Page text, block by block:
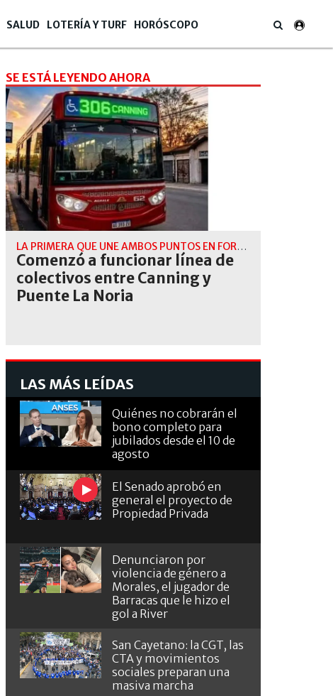
SALUD LOTERÍA Y TURF HORÓSCOPO
SE ESTÁ LEYENDO AHORA
LA PRIMERA QUE UNE AMBOS PUNTOS EN FORMA DIRECTA
Comenzó a funcionar línea de
colectivos entre Canning y
Puente La Noria
LAS MÁS LEÍDAS
Quiénes no cobrarán el
bono completo para
jubilados desde el 10 de
agosto
El Senado aprobó en
general el proyecto de
Propiedad Privada
Denunciaron por
violencia de género a
Morales, el jugador de
Barracas que le hizo el
gol a River
San Cayetano: la CGT, las
CTA y movimientos
sociales preparan una
masiva marcha